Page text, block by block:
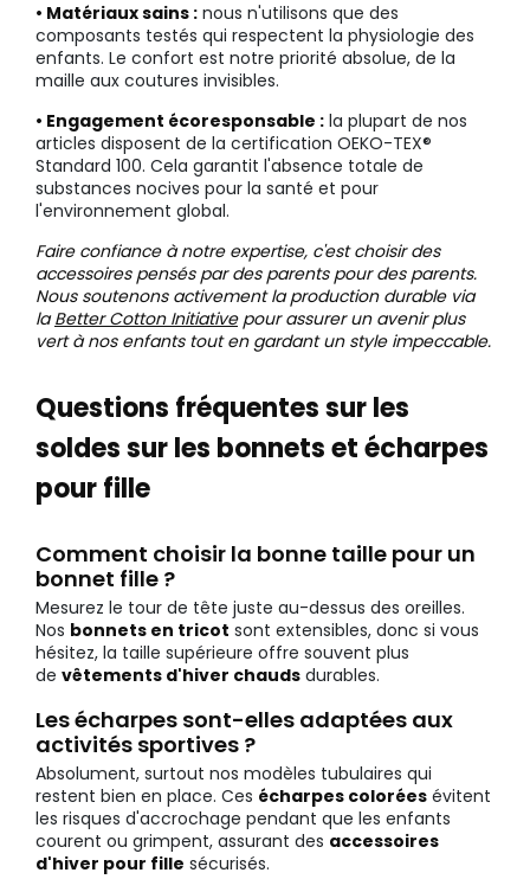
• Matériaux sains : nous n'utilisons que des
composants testés qui respectent la physiologie des
enfants. Le confort est notre priorité absolue, de la
maille aux coutures invisibles.
• Engagement écoresponsable : la plupart de nos
articles disposent de la certification OEKO-TEX®
Standard 100. Cela garantit l'absence totale de
substances nocives pour la santé et pour
l'environnement global.
Faire confiance à notre expertise, c'est choisir des
accessoires pensés par des parents pour des parents.
Nous soutenons activement la production durable via
laBetter Cotton Initiativepour assurer un avenir plus
vert à nos enfants tout en gardant un style impeccable.
Questions fréquentes sur les
soldes sur les bonnets et écharpes
pour fille
Comment choisir la bonne taille pour un
bonnet fille ?
Mesurez le tour de tête juste au-dessus des oreilles.
Nos bonnets en tricot sont extensibles, donc si vous
hésitez, la taille supérieure offre souvent plus
de vêtements d'hiver chauds durables.
Les écharpes sont-elles adaptées aux
activités sportives ?
Absolument, surtout nos modèles tubulaires qui
restent bien en place. Ces écharpes colorées évitent
les risques d'accrochage pendant que les enfants
courent ou grimpent, assurant des accessoires
d'hiver pour fille sécurisés.